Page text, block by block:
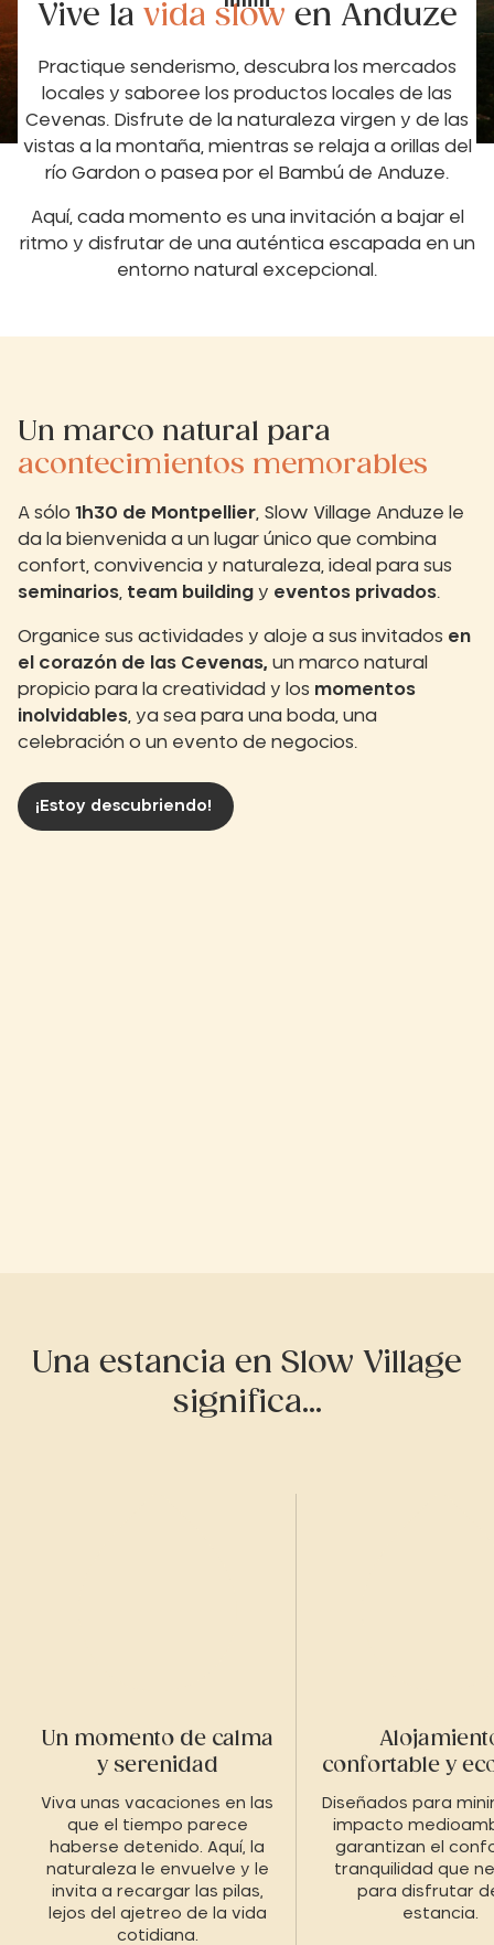
Vive la vida slow en Anduze
Practique senderismo, descubra los mercados
locales y saboree los productos locales de las
Cevenas. Disfrute de la naturaleza virgen y de las
vistas a la montaña, mientras se relaja a orillas del
río Gardon o pasea por el Bambú de Anduze.
Aquí, cada momento es una invitación a bajar el
ritmo y disfrutar de una auténtica escapada en un
entorno natural excepcional.
Un marco natural para
acontecimientos memorables
A sólo 1h30 de Montpellier, Slow Village Anduze le
da la bienvenida a un lugar único que combina
confort, convivencia y naturaleza, ideal para sus
seminarios, team building y eventos privados.
Organice sus actividades y aloje a sus invitados en
el corazón de las Cevenas, un marco natural
propicio para la creatividad y los momentos
inolvidables, ya sea para una boda, una
celebración o un evento de negocios.
¡Estoy descubriendo!
Una estancia en Slow Village
significa...
Un momento de calma
y serenidad
Viva unas vacaciones en las
que el tiempo parece
haberse detenido. Aquí, la
naturaleza le envuelve y le
invita a recargar las pilas,
lejos del ajetreo de la vida
cotidiana.
confortable y
Diseñados para
impacto
garantizan el
tranquilidad que
para disfrutar
estancia.